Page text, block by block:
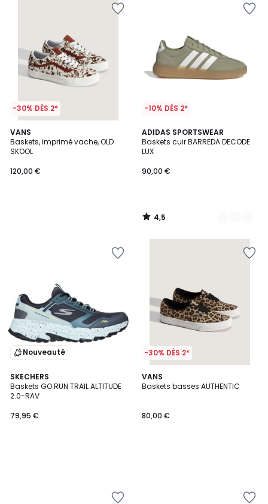
-30% DÈS 2*
VANS
Baskets, imprimé vache, OLD
SKOOL
120,00 €
-10% DÈS 2*
ADIDAS SPORTSWEAR
Baskets cuir BARREDA DECODE
LUX
90,00 €
4,5
/ 5
2
Couleurs
4,5
/
Nouveauté
SKECHERS
Baskets GO RUN TRAIL ALTITUDE
2.0-RAV
79,95 €
-30% DÈS 2*
VANS
Baskets basses AUTHENTIC
80,00 €